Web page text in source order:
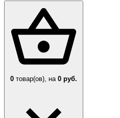
0 товар(ов), на 0 руб.